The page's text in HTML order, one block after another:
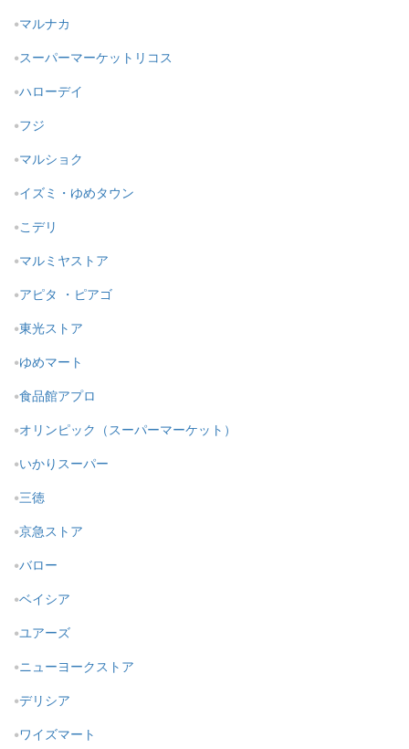
マルナカ
スーパーマーケットリコス
ハローデイ
フジ
マルショク
イズミ・ゆめタウン
こデリ
マルミヤストア
アピタ ・ピアゴ
東光ストア
ゆめマート
食品館アプロ
オリンピック（スーパーマーケット）
いかりスーパー
三徳
京急ストア
バロー
ベイシア
ユアーズ
ニューヨークストア
デリシア
ワイズマート